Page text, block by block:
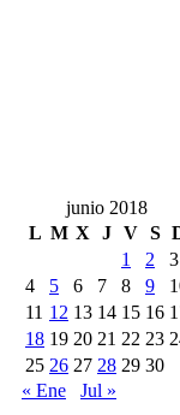
junio 2018
L M X J V S
1
2
3
4
5 6 7 8 9
11 12 13 14 15 16
18 19 20 21 22 23
25 26 27 28 29 30
« Ene
Jul »